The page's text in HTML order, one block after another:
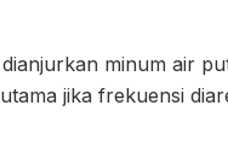
minum air
jika frekuensi